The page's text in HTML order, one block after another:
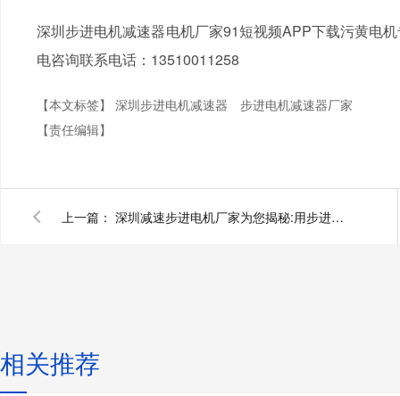
深圳步进电机减速器电机厂家91短视频APP下载污黄电机
电咨询联系电话：13510011258
【本文标签】 深圳步进电机减速器
步进电机减速器厂家
【责任编辑】
上一篇： 深圳减速步进电机厂家为您揭秘:用步进或伺服驱动凸轮分割器精度会更高吗
相关推荐